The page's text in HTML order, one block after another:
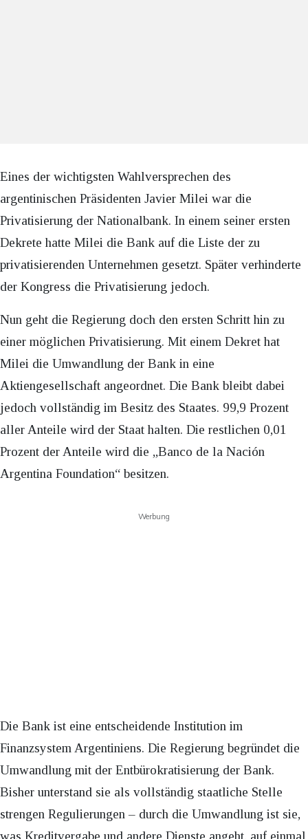
Eines der wichtigsten Wahlversprechen des
argentinischen Präsidenten Javier Milei war die
Privatisierung der Nationalbank. In einem seiner ersten
Dekrete hatte Milei die Bank auf die Liste der zu
privatisierenden Unternehmen gesetzt. Später verhinderte
der Kongress die Privatisierung jedoch.
Nun geht die Regierung doch den ersten Schritt hin zu
einer möglichen Privatisierung. Mit einem Dekret hat
Milei die Umwandlung der Bank in eine
Aktiengesellschaft angeordnet. Die Bank bleibt dabei
jedoch vollständig im Besitz des Staates. 99,9 Prozent
aller Anteile wird der Staat halten. Die restlichen 0,01
Prozent der Anteile wird die „Banco de la Nación
Argentina Foundation“ besitzen.
Werbung
Die Bank ist eine entscheidende Institution im
Finanzsystem Argentiniens. Die Regierung begründet die
Umwandlung mit der Entbürokratisierung der Bank.
Bisher unterstand sie als vollständig staatliche Stelle
strengen Regulierungen – durch die Umwandlung ist sie,
was Kreditvergabe und andere Dienste angeht, auf einmal